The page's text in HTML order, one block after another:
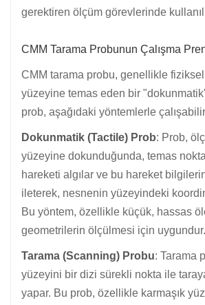
gerektiren ölçüm görevlerinde
CMM Tarama Probunun Çalışma
CMM tarama probu, genellikle
yüzeyine temas eden bir
prob, aşağıdaki yöntemlerle
Dokunmatik (Tactile) Prob: Prob,
yüzeyine dokunduğunda, temas
hareketi algılar ve bu hareket
ileterek, nesnenin yüzeyindeki
Bu yöntem, özellikle küçük, hassas
geometrilerin ölçülmesi için uygundur.
Tarama (Scanning) Probu: Tarama
yüzeyini bir dizi sürekli nokta ile
yapar. Bu prob, özellikle karmaşık